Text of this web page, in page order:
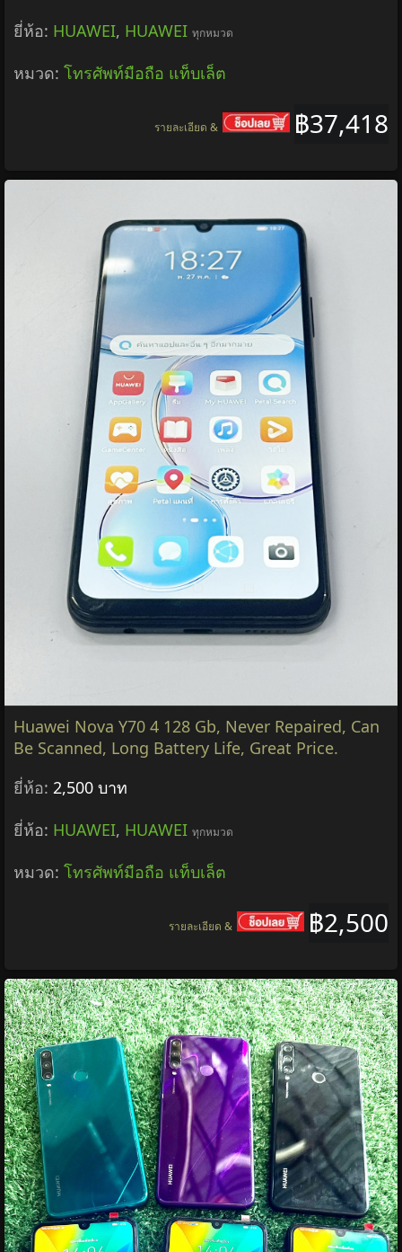
ยี่ห้อ: HUAWEI, HUAWEI ทุกหมวด
หมวด: โทรศัพท์มือถือ แท็บเล็ต
฿37,418
รายละเอียด &
Huawei Nova Y70 4 128 Gb, Never Repaired, Can
Be Scanned, Long Battery Life, Great Price.
ยี่ห้อ: 2,500 บาท
ยี่ห้อ: HUAWEI, HUAWEI ทุกหมวด
หมวด: โทรศัพท์มือถือ แท็บเล็ต
฿2,500
รายละเอียด &